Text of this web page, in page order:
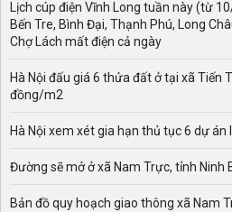
Lịch cúp điện Vĩnh Long tuần này (từ
Bến Tre, Bình Đại, Thạnh Phú, Long
Chợ Lách mất điện cả ngày
Hà Nội đấu giá 6 thửa đất ở tại xã Tiến
đồng/m2
Hà Nội xem xét gia hạn thủ tục 6 dự án
Đường sẽ mở ở xã Nam Trực, tỉnh Ninh
Bản đồ quy hoạch giao thông xã Nam